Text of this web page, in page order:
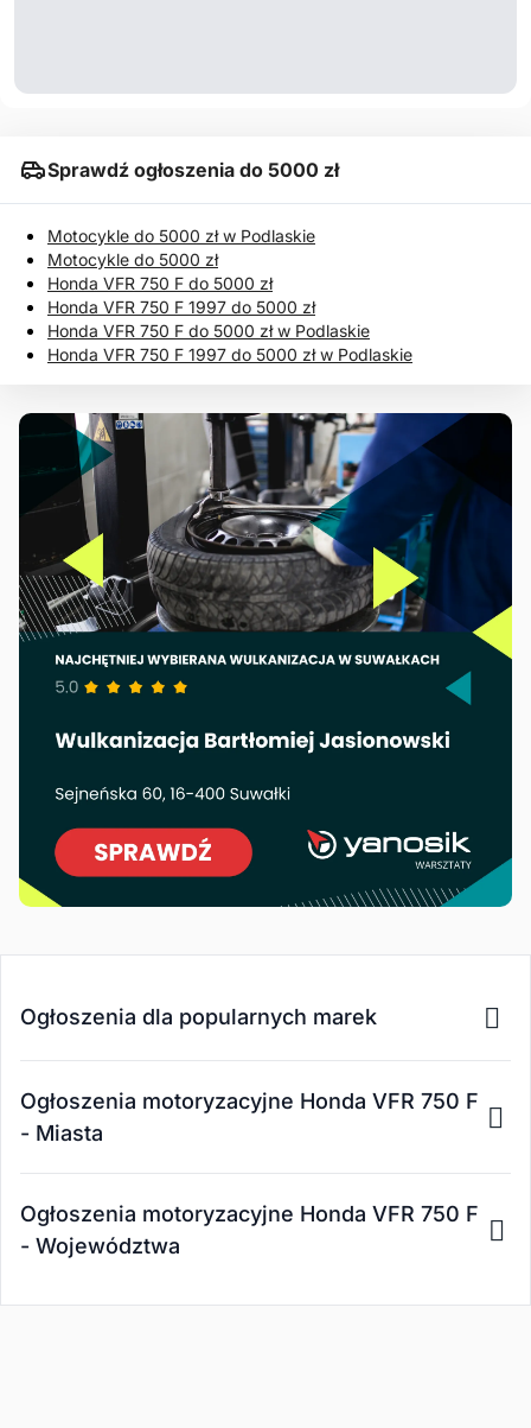
Sprawdź ogłoszenia do 5000 zł
Motocykle do 5000 zł w Podlaskie
Motocykle do 5000 zł
Honda VFR 750 F do 5000 zł
Honda VFR 750 F 1997 do 5000 zł
Honda VFR 750 F do 5000 zł w Podlaskie
Honda VFR 750 F 1997 do 5000 zł w Podlaskie
Ogłoszenia dla popularnych marek
Ogłoszenia motoryzacyjne Honda VFR 750 F
- Miasta
Ogłoszenia motoryzacyjne Honda VFR 750 F
- Województwa